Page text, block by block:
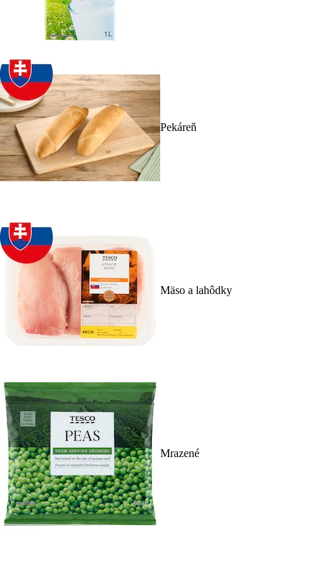
Pekáreň
Mäso a lahôdky
Mrazené